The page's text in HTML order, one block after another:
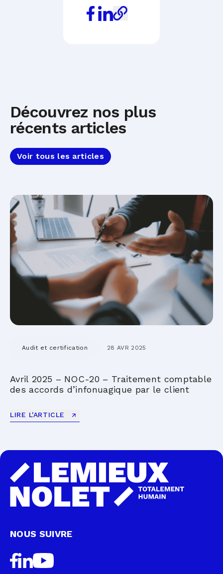
Découvrez nos plus
récents articles
Voir tous les articles
Audit et certification 28 AVR 2025
Avril 2025 – NOC-20 – Traitement comptable
des accords d’infonuagique par le client
LIRE L'ARTICLE
NOUS SUIVRE